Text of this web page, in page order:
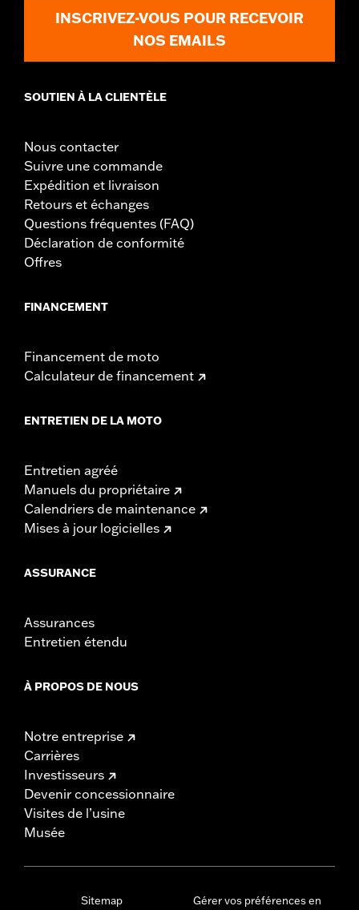
INSCRIVEZ-VOUS POUR RECEVOIR
NOS EMAILS
SOUTIEN À LA CLIENTÈLE
Nous contacter
Suivre une commande
Expédition et livraison
Retours et échanges
Questions fréquentes (FAQ)
Déclaration de conformité
Offres
FINANCEMENT
Financement de moto
Calculateur de financement
ENTRETIEN DE LA MOTO
Entretien agréé
Manuels du propriétaire
Calendriers de maintenance
Mises à jour logicielles
ASSURANCE
Assurances
Entretien étendu
À PROPOS DE NOUS
Notre entreprise
Carrières
Investisseurs
Devenir concessionnaire
Visites de l’usine
Musée
Sitemap Gérer vos préférences en